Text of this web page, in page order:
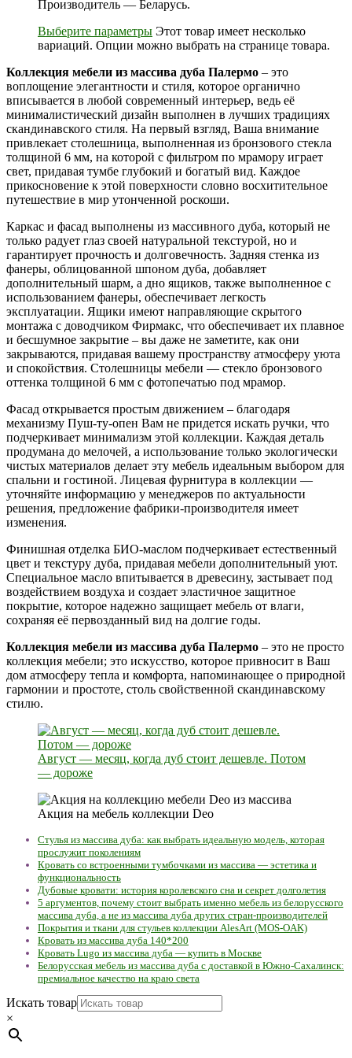
Производитель — Беларусь.
Выберите параметры Этот товар имеет несколько
вариаций. Опции можно выбрать на странице товара.
Коллекция мебели из массива дуба Палермо – это
воплощение элегантности и стиля, которое органично
вписывается в любой современный интерьер, ведь её
минималистический дизайн выполнен в лучших традициях
скандинавского стиля. На первый взгляд, Ваша внимание
привлекает столешница, выполненная из бронзового стекла
толщиной 6 мм, на которой с фильтром по мрамору играет
свет, придавая тумбе глубокий и богатый вид. Каждое
прикосновение к этой поверхности словно восхитительное
путешествие в мир утонченной роскоши.
Каркас и фасад выполнены из массивного дуба, который не
только радует глаз своей натуральной текстурой, но и
гарантирует прочность и долговечность. Задняя стенка из
фанеры, облицованной шпоном дуба, добавляет
дополнительный шарм, а дно ящиков, также выполненное с
использованием фанеры, обеспечивает легкость
эксплуатации. Ящики имеют направляющие скрытого
монтажа с доводчиком Фирмакс, что обеспечивает их плавное
и бесшумное закрытие – вы даже не заметите, как они
закрываются, придавая вашему пространству атмосферу уюта
и спокойствия. Столешницы мебели — стекло бронзового
оттенка толщиной 6 мм с фотопечатью под мрамор.
Фасад открывается простым движением – благодаря
механизму Пуш-ту-опен Вам не придется искать ручки, что
подчеркивает минимализм этой коллекции. Каждая деталь
продумана до мелочей, а использование только экологически
чистых материалов делает эту мебель идеальным выбором для
спальни и гостиной. Лицевая фурнитура в коллекции —
уточняйте информацию у менеджеров по актуальности
решения, предложение фабрики-производителя имеет
изменения.
Финишная отделка БИО-маслом подчеркивает естественный
цвет и текстуру дуба, придавая мебели дополнительный уют.
Специальное масло впитывается в древесину, застывает под
воздействием воздуха и создает эластичное защитное
покрытие, которое надежно защищает мебель от влаги,
сохраняя её первозданный вид на долгие годы.
Коллекция мебели из массива дуба Палермо – это не просто
коллекция мебели; это искусство, которое привносит в Ваш
дом атмосферу тепла и комфорта, напоминающее о природной
гармонии и простоте, столь свойственной скандинавскому
стилю.
Август — месяц, когда дуб стоит дешевле. Потом
— дороже
Акция на мебель коллекции Deo
Стулья из массива дуба: как выбрать идеальную модель, которая
прослужит поколениям
Кровать со встроенными тумбочками из массива — эстетика и
функциональность
Дубовые кровати: история королевского сна и секрет долголетия
5 аргументов, почему стоит выбрать именно мебель из белорусского
массива дуба, а не из массива дуба других стран-производителей
Покрытия и ткани для стульев коллекции AlesArt (MOS-OAK)
Кровать из массива дуба 140*200
Кровать Lugo из массива дуба — купить в Москве
Белорусская мебель из массива дуба с доставкой в Южно-Сахалинск:
премиальное качество на краю света
Искать товар
×